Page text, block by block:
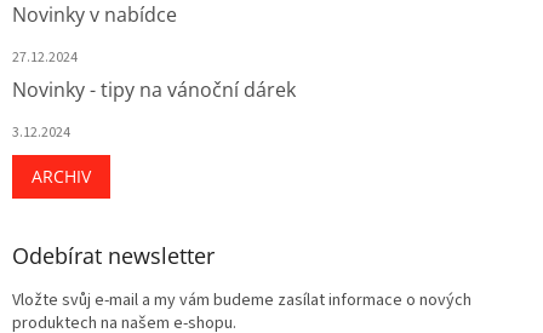
Novinky v nabídce
27.12.2024
Novinky - tipy na vánoční dárek
3.12.2024
ARCHIV
Odebírat newsletter
Vložte svůj e-mail a my vám budeme zasílat informace o nových
produktech na našem e-shopu.